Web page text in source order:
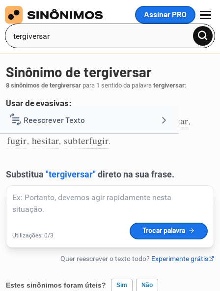
Assinar PRO
MENU
Reescrever Texto
Resumir Texto
Corrigir Texto
Detector de IA
Humanizador de IA
Cata-letras
Sinônimo de tergiversar
8 sinônimos de tergiversar para 1 sentido da palavra tergiversar:
Usar de evasivas:
1 rodear,ladear,bordejar ,evitar,
fugir, hesitar, subterfugir.
Estes sinônimos foram úteis? Sim Não